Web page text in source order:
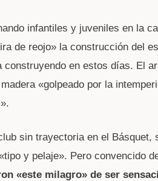
infantiles y juveniles en la
de reojo» la construcción del
en estos días. El
«golpeado por la
sin trayectoria en el Básquet,
y pelaje». Pero convencido
«este milagro» de ser